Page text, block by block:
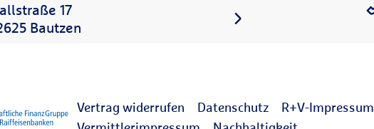
17
Bautzen
Vertrag widerrufen Datenschutz R+V-Impressum